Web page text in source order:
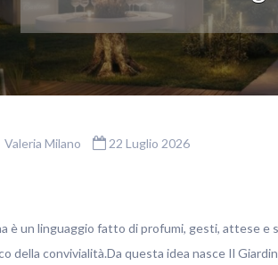
Valeria Milano 22 Luglio 2026
è un linguaggio fatto di profumi, gesti, attese
della convivialità.Da questa idea nasce Il